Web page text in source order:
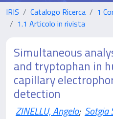
IRIS Catalogo Ricerca
1
1.1 Articolo in rivista
Simultaneous
and tryptophan in
capillary
detection
ZINELLU, Angelo; Sotgia